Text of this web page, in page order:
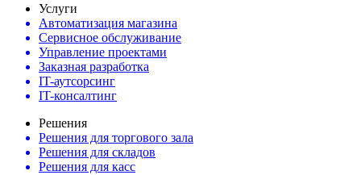
Услуги
Автоматизация магазина
Сервисное обслуживание
Управление проектами
Заказная разработка
IT-аутсорсинг
IT-консалтинг
Решения
Решения для торгового зала
Решения для складов
Решения для касс